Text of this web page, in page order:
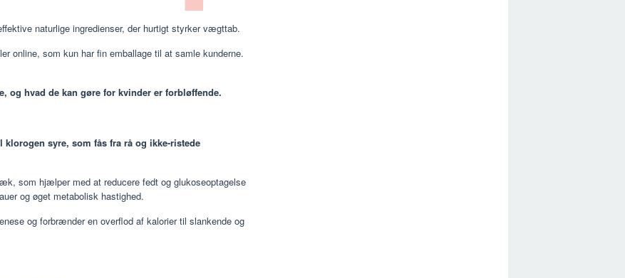
naturlige ingredienser, der hurtigt styrker vægttab.
online, som kun har fin emballage til at samle kunderne.
og hvad de kan gøre for kvinder er forbløffende.
syre, som fås fra rå og ikke-ristede
som hjælper med at reducere fedt og glukoseoptagelse
og øget metabolisk hastighed.
og forbrænder en overflod af kalorier til slankende og